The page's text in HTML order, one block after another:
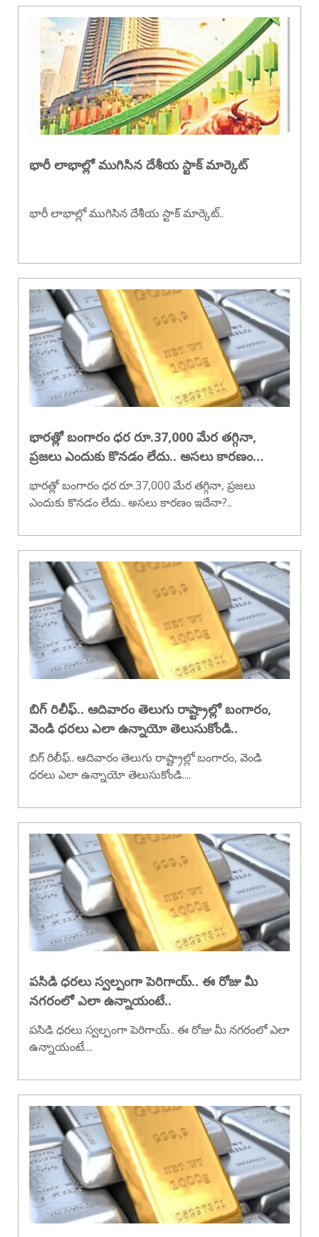
భారీ లాభాల్లో ముగిసిన దేశీయ స్టాక్ మార్కెట్
భారీ లాభాల్లో ముగిసిన దేశీయ స్టాక్ మార్కెట్..
భారత్లో బంగారం ధర రూ.37,000 మేర తగ్గినా,
ప్రజలు ఎందుకు కొనడం లేదు.. అసలు కారణం
ఇదేనా?
భారత్లో బంగారం ధర రూ.37,000 మేర తగ్గినా, ప్రజలు
ఎందుకు కొనడం లేదు.. అసలు కారణం ఇదేనా?..
బిగ్ రిలీఫ్.. ఆదివారం తెలుగు రాష్ట్రాల్లో బంగారం,
వెండి ధరలు ఎలా ఉన్నాయో తెలుసుకోండి..
బిగ్ రిలీఫ్.. ఆదివారం తెలుగు రాష్ట్రాల్లో బంగారం, వెండి
ధరలు ఎలా ఉన్నాయో తెలుసుకోండి....
పసిడి ధరలు స్వల్పంగా పెరిగాయ్.. ఈ రోజు మీ
నగరంలో ఎలా ఉన్నాయంటే..
పసిడి ధరలు స్వల్పంగా పెరిగాయ్.. ఈ రోజు మీ నగరంలో ఎలా
ఉన్నాయంటే....